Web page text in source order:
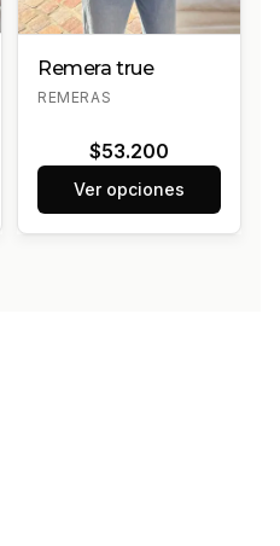
Remera true
REMERAS
$53.200
Ver opciones